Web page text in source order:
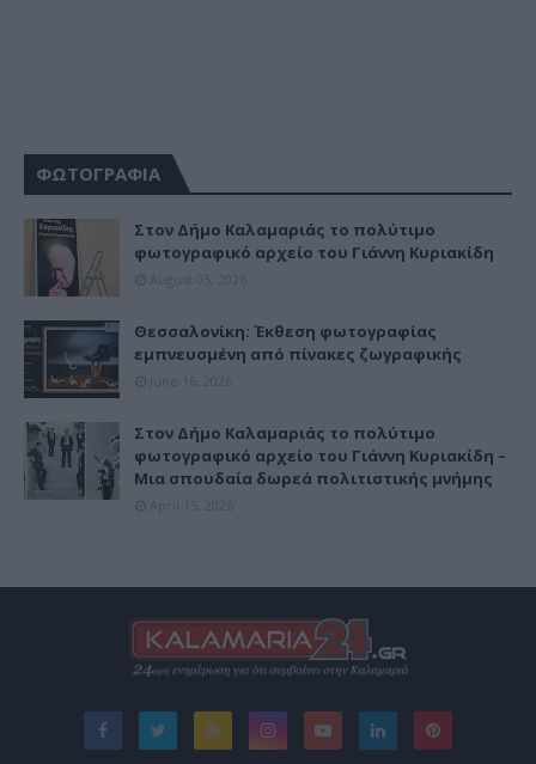
ΦΩΤΟΓΡΑΦΙΑ
Στον Δήμο Καλαμαριάς το πολύτιμο
φωτογραφικό αρχείο του Γιάννη Κυριακίδη
Θεσσαλονίκη: Έκθεση φωτογραφίας
εμπνευσμένη από πίνακες ζωγραφικής
Στον Δήμο Καλαμαριάς το πολύτιμο
φωτογραφικό αρχείο του Γιάννη Κυριακίδη –
Μια σπουδαία δωρεά πολιτιστικής μνήμης